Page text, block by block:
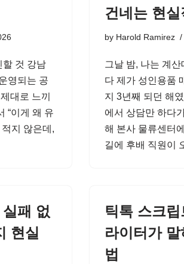
할 것 강남
영되는 공
대로 느끼
“이게 왜 유
지 않은데,
건네는 현
by Harold Ramirez
그날 밤, 나는 계
다 제가 성인용품
지 3년째 되던 해
에서 상담만 하다
해 본사 물류센터
길에 후배 직원이
패 없
현실
틱톡 스크
라이터가
법